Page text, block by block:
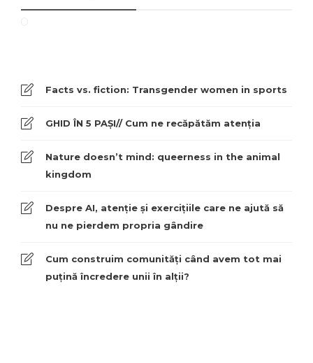
Facts vs. fiction: Transgender women in sports
GHID ÎN 5 PAȘI// Cum ne recăpătăm atenția
Nature doesn’t mind: queerness in the animal
kingdom
Despre AI, atenție și exercițiile care ne ajută să
nu ne pierdem propria gândire
Cum construim comunități când avem tot mai
puțină încredere unii în alții?